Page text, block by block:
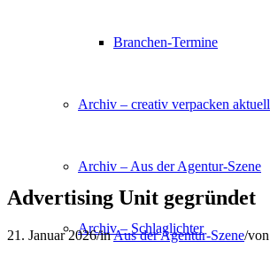
Branchen-Termine
Archiv – creativ verpacken aktuell
Archiv – Aus der Agentur-Szene
Archiv – Schlaglichter
Advertising Unit gegründet
21. Januar 2026/inAus der Agentur-Szene/von